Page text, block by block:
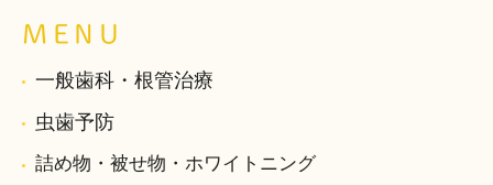
MENU
一般歯科・根管治療
虫歯予防
詰め物・被せ物・ホワイトニング